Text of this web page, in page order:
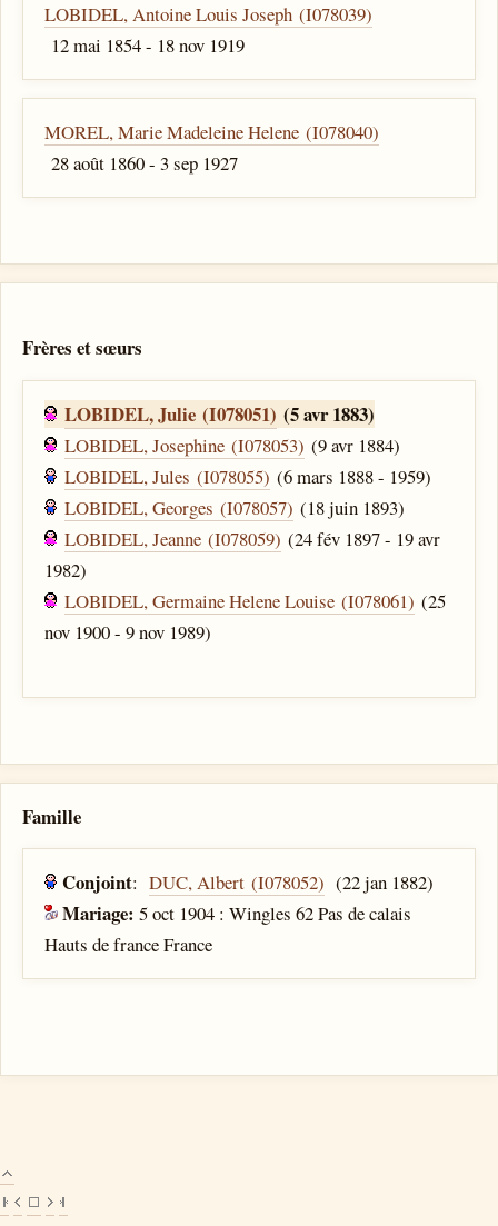
LOBIDEL, Antoine Louis Joseph (I078039)
12 mai 1854 - 18 nov 1919
MOREL, Marie Madeleine Helene (I078040)
28 août 1860 - 3 sep 1927
Frères et sœurs
LOBIDEL, Julie (I078051) (5 avr 1883)
LOBIDEL, Josephine (I078053) (9 avr 1884)
LOBIDEL, Jules (I078055) (6 mars 1888 - 1959)
LOBIDEL, Georges (I078057) (18 juin 1893)
LOBIDEL, Jeanne (I078059) (24 fév 1897 - 19 avr
1982)
LOBIDEL, Germaine Helene Louise (I078061) (25
nov 1900 - 9 nov 1989)
Famille
Conjoint:DUC, Albert (I078052) (22 jan 1882)
Mariage:5 oct 1904 : Wingles 62 Pas de calais
Hauts de france France